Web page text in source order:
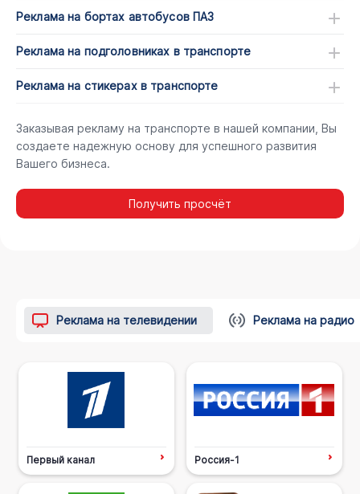
Реклама на бортах автобусов ПАЗ
Реклама на подголовниках в транспорте
Реклама на стикерах в транспорте
Заказывая рекламу на транспорте в нашей компании, Вы
создаете надежную основу для успешного развития
Вашего бизнеса.
Получить просчёт
Реклама на телевидении Реклама на радио
Первый канал Россия-1